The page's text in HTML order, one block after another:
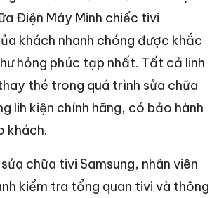
Điện Máy Minh chiếc tivi
khách nhanh chóng được khắc
hỏng phúc tạp nhất. Tất cả linh
thé trong quá trình sửa chữa
lih kiện chính hãng, có bảo hành
khách.
chữa tivi Samsung, nhân viên
kiểm tra tổng quan tivi và thông